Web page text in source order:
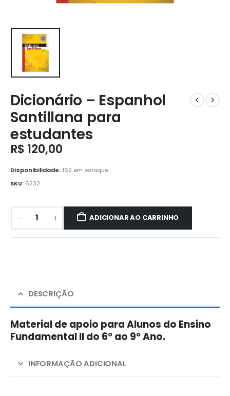
Dicionário – Espanhol
Santillana para
estudantes
R$ 120,00
Disponibilidade: 162 em estoque
SKU: 6232
ADICIONAR AO CARRINHO
DESCRIÇÃO
Material de apoio para Alunos do Ensino
Fundamental II do 6° ao 9° Ano.
INFORMAÇÃO ADICIONAL